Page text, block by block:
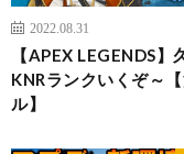
2022.08.31
【APEX LEGENDS】
KNRランクいくぞ～
ル】